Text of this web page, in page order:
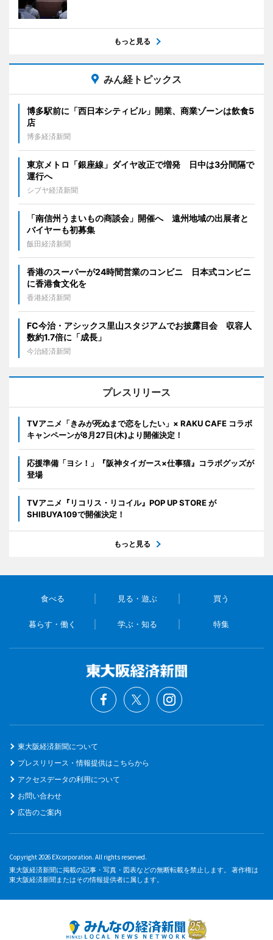
もっと見る
みん経トピックス
博多駅前に「西日本シティビル」開業、商業ゾーンは飲食5
店
博多経済新聞
東京メトロ「銀座線」ダイヤ改正で増発 日中は3分間隔で
運行へ
シブヤ経済新聞
「南信州うまいもの商談会」開催へ 遠州地域の出展者と
バイヤーも初募集
飯田経済新聞
香港のスーパーが24時間営業のコンビニ 日本式コンビニ
に香港食文化を
香港経済新聞
FC今治・アシックス里山スタジアムでお披露目会 収容人
数約1.7倍に「成長」
今治経済新聞
プレスリリース
TVアニメ「きみが死ぬまで恋をしたい」× RAKU CAFE コラボ
キャンペーンが8月27日(木)より開催決定！
応援準備「ヨシ！」『阪神タイガース×仕事猫』コラボグッズが
登場
TVアニメ『リコリス・リコイル』POP UP STORE が
SHIBUYA109で開催決定！
もっと見る
食べる 見る・遊ぶ 買う
暮らす・働く 学ぶ・知る 特集
東大阪経済新聞について
プレスリリース・情報提供はこちらから
アクセスデータの利用について
お問い合わせ
広告のご案内
Copyright 2026 EXcorporation. All rights reserved.
東大阪経済新聞に掲載の記事・写真・図表などの無断転載を禁止します。 著作権は
東大阪経済新聞またはその情報提供者に属します。